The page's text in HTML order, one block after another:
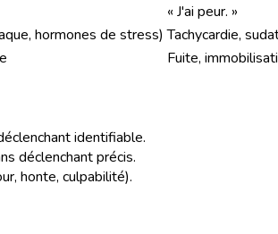
« J'ai peur. »
hormones de stress) Tachycardie,
Fuite,
identifiable.
déclenchant précis.
honte, culpabilité).